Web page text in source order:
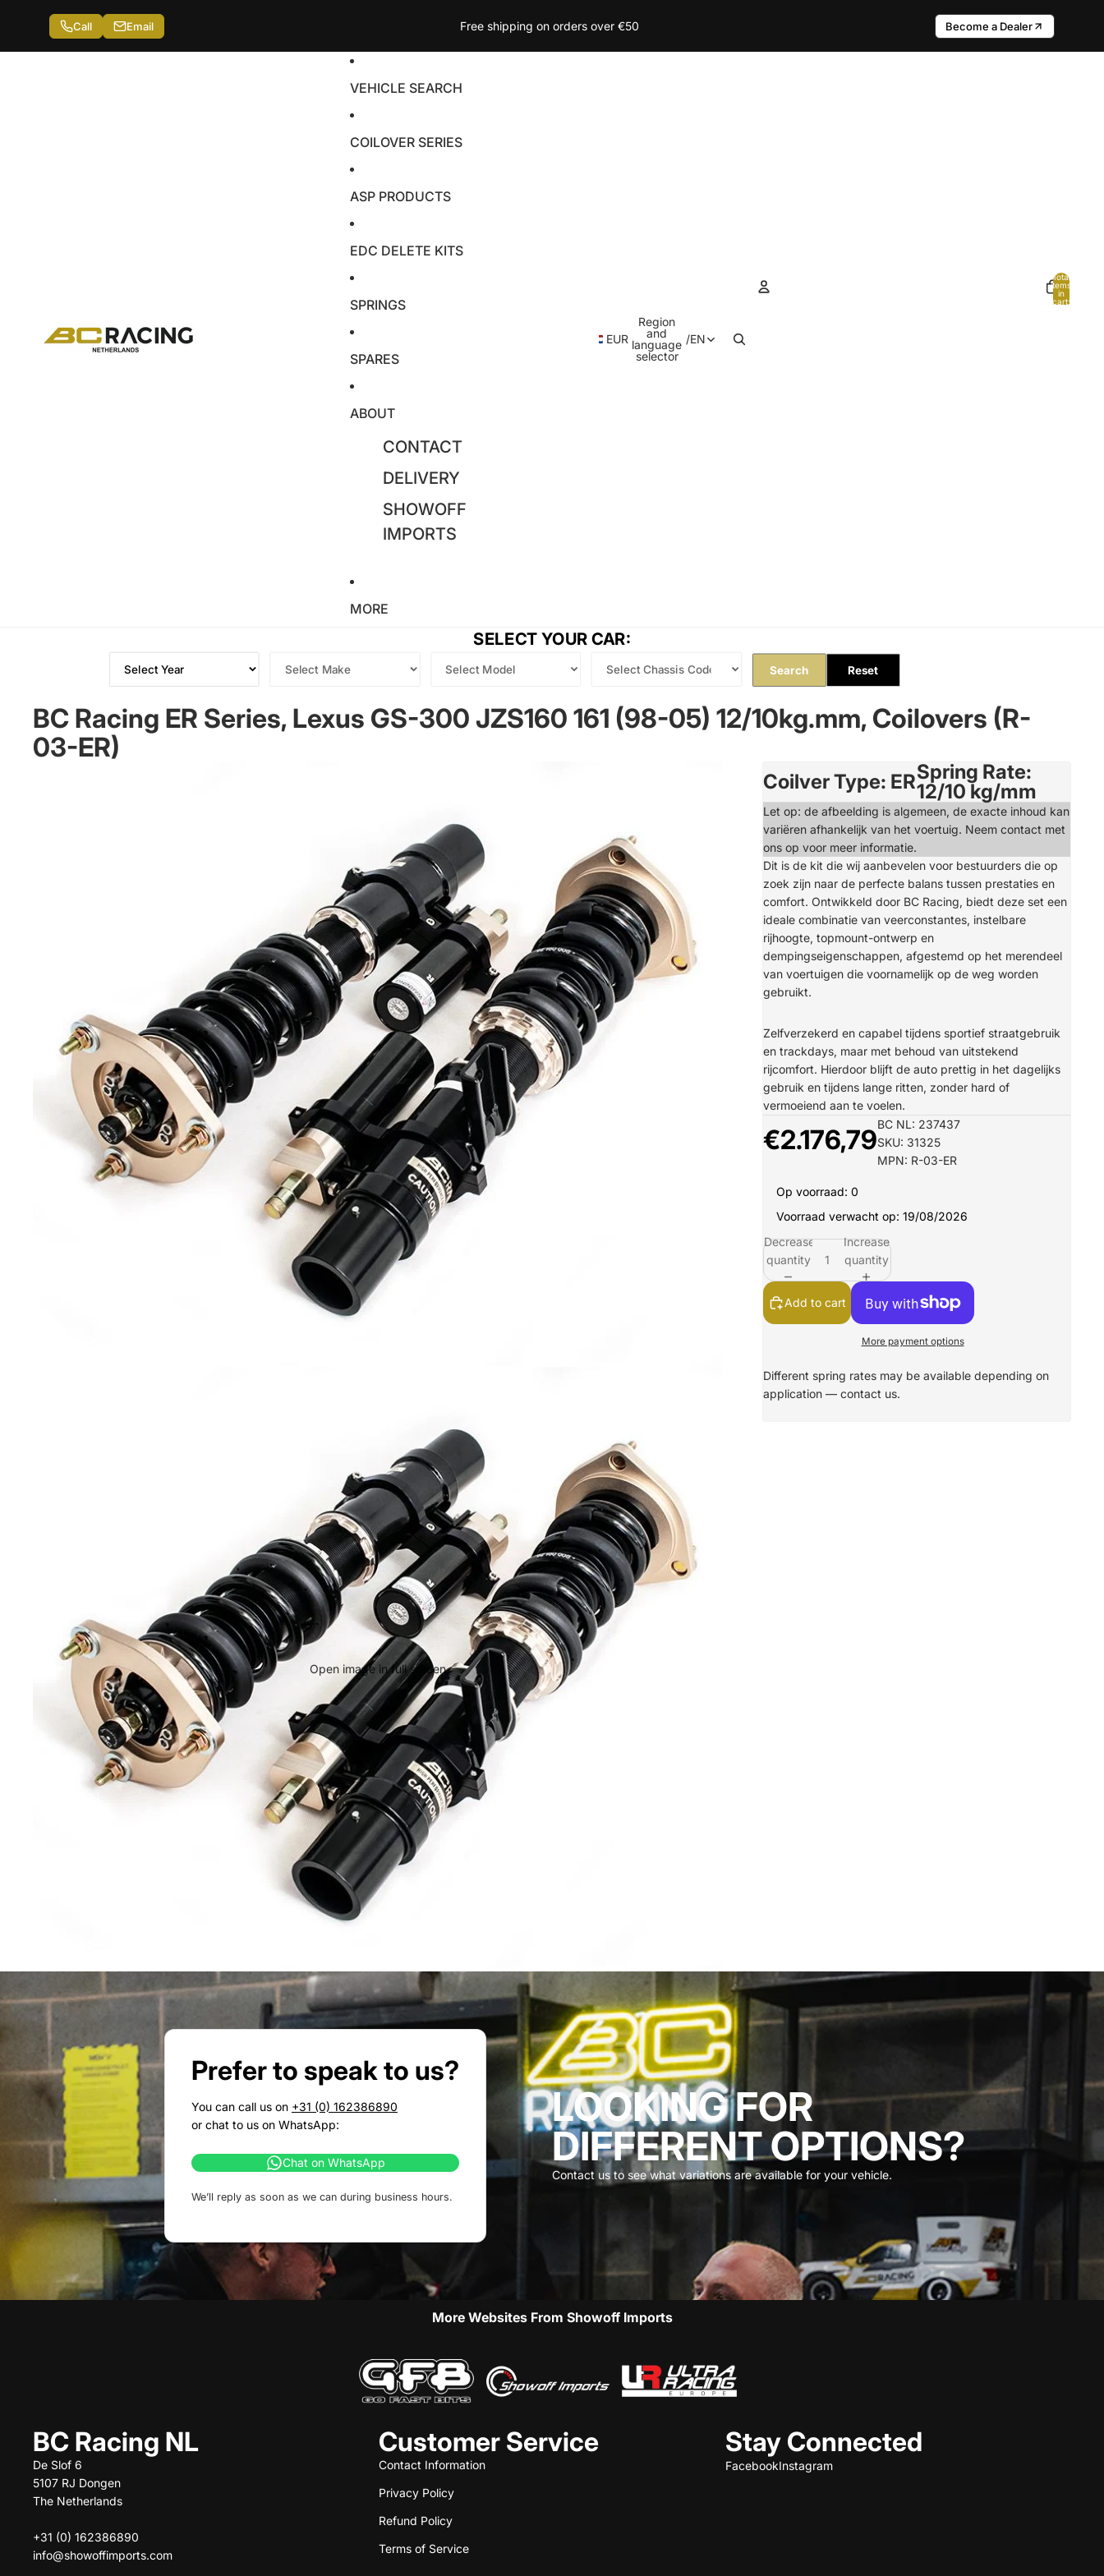
Call Email Free shipping on orders over €50 Become a Dealer
VEHICLE SEARCH
COILOVER SERIES
ASP PRODUCTS
EDC DELETE KITS
SPRINGS
SPARES
ABOUT
CONTACT
DELIVERY
SHOWOFF
IMPORTS
MORE
EUR
Region
and
language
selector
/EN
Total
items
in
cart:
SELECT YOUR CAR:
Search Reset
BC Racing ER Series, Lexus GS-300 JZS160 161 (98-05) 12/10kg.mm, Coilovers (R-
03-ER)
Open image in full screen
Coilver Type: ERSpring Rate:
12/10 kg/mm
Let op: de afbeelding is algemeen, de exacte inhoud kan
variëren afhankelijk van het voertuig. Neem contact met
ons op voor meer informatie.
Dit is de kit die wij aanbevelen voor bestuurders die op
zoek zijn naar de perfecte balans tussen prestaties en
comfort. Ontwikkeld door BC Racing, biedt deze set een
ideale combinatie van veerconstantes, instelbare
rijhoogte, topmount-ontwerp en
dempingseigenschappen, afgestemd op het merendeel
van voertuigen die voornamelijk op de weg worden
gebruikt.
Zelfverzekerd en capabel tijdens sportief straatgebruik
en trackdays, maar met behoud van uitstekend
rijcomfort. Hierdoor blijft de auto prettig in het dagelijks
gebruik en tijdens lange ritten, zonder hard of
vermoeiend aan te voelen.
€2.176,79BC NL: 237437
SKU: 31325
MPN: R-03-ER
Op voorraad: 0
Voorraad verwacht op: 19/08/2026
Decrease
quantity
Increase
quantity
Add to cart
More payment options
Different spring rates may be available depending on
application — contact us.
Prefer to speak to us?
You can call us on +31 (0) 162386890
or chat to us on WhatsApp:
Chat on WhatsApp
We’ll reply as soon as we can during business hours.
LOOKING FOR
DIFFERENT OPTIONS?
Contact us to see what variations are available for your vehicle.
More Websites From Showoff Imports
BC Racing NL
De Slof 6
5107 RJ Dongen
The Netherlands
+31 (0) 162386890
info@showoffimports.com
Customer Service
Contact Information
Privacy Policy
Refund Policy
Terms of Service
Stay Connected
FacebookInstagram